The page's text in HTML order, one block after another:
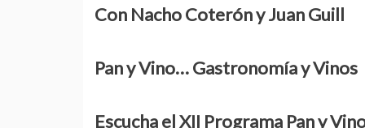
Con Nacho Coterón y Juan Guill
Pan y Vino… Gastronomía y Vinos
Escucha el XII Programa Pan y